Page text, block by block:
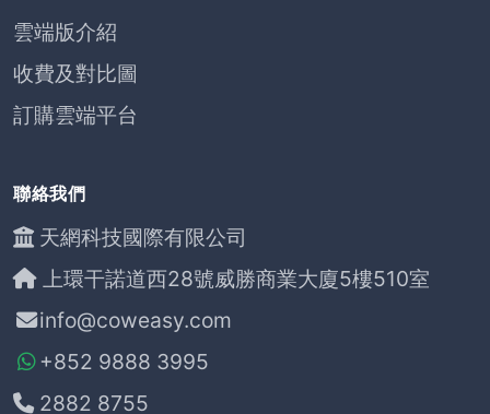
雲端版介紹
收費及對比圖
訂購雲端平台
聯絡我們
天網科技國際有限公司
上環干諾道西28號威勝商業大廈5樓510室
info@coweasy.com
+852 9888 3995
2882 8755